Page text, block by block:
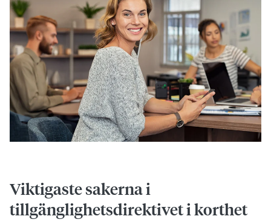
Viktigaste sakerna i
tillgänglighetsdirektivet i korthet